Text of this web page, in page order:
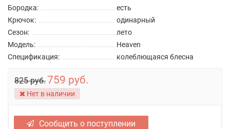
Бородка:
есть
Крючок:
одинарный
Сезон:
лето
Модель:
Heaven
Спецификация:
колеблющаяся блесна
825 руб.759 руб.
Нет в наличии
Сообщить о поступлении